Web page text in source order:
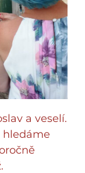
a veselí.
hledáme